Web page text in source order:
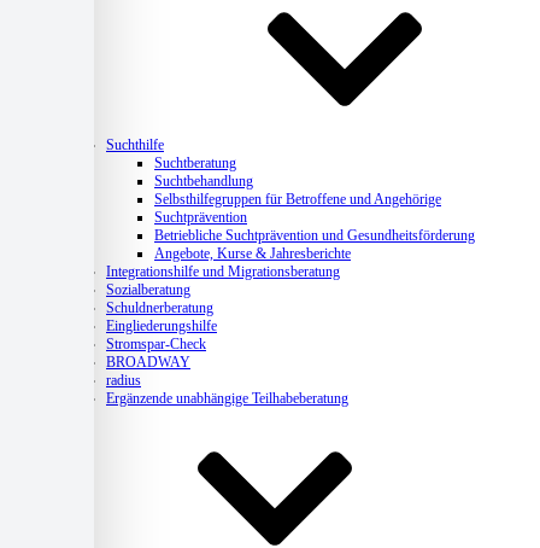
Suchthilfe
Suchtberatung
Suchtbehandlung
Selbsthilfegruppen für Betroffene und Angehörige
Suchtprävention
Betriebliche Suchtprävention und Gesundheitsförderung
Angebote, Kurse & Jahresberichte
Integrationshilfe und Migrationsberatung
Sozialberatung
Schuldnerberatung
Eingliederungshilfe
Stromspar-Check
BROADWAY
radius
Ergänzende unabhängige Teilhabeberatung